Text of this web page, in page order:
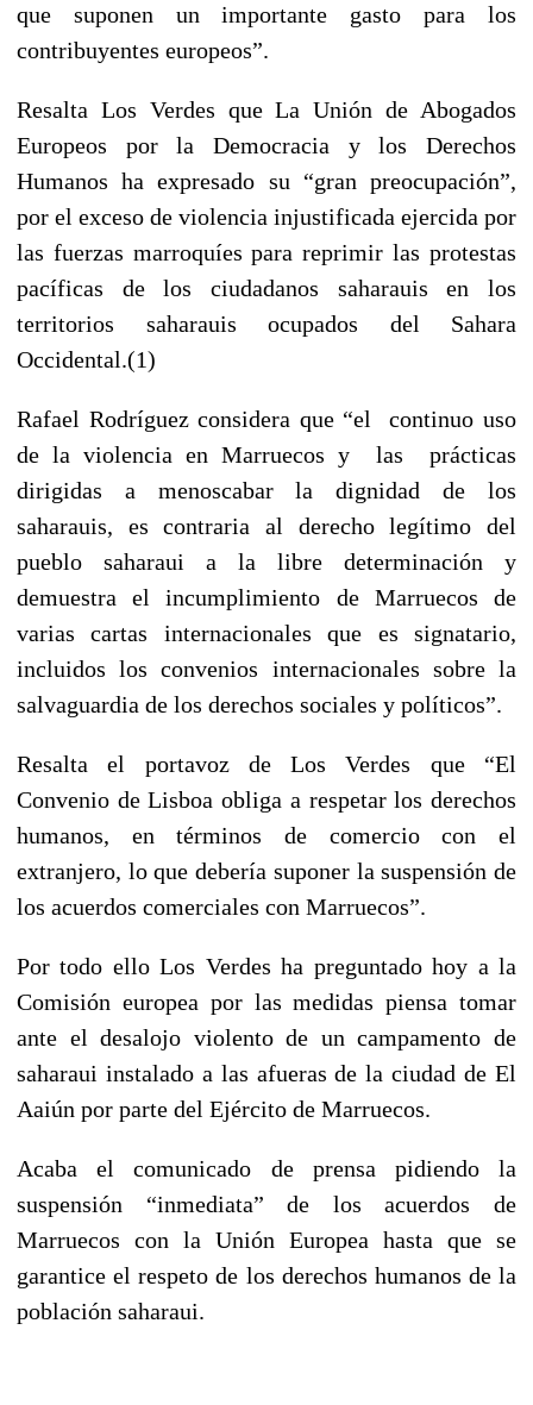
que suponen un importante gasto para los
contribuyentes europeos”.
Resalta Los Verdes que La Unión de Abogados
Europeos por la Democracia y los Derechos
Humanos ha expresado su “gran preocupación”,
por el exceso de violencia injustificada ejercida por
las fuerzas marroquíes para reprimir las protestas
pacíficas de los ciudadanos saharauis en los
territorios saharauis ocupados del Sahara
Occidental.(1)
Rafael Rodríguez considera que “el continuo uso
de la violencia en Marruecos y las prácticas
dirigidas a menoscabar la dignidad de los
saharauis, es contraria al derecho legítimo del
pueblo saharaui a la libre determinación y
demuestra el incumplimiento de Marruecos de
varias cartas internacionales que es signatario,
incluidos los convenios internacionales sobre la
salvaguardia de los derechos sociales y políticos”.
Resalta el portavoz de Los Verdes que “El
Convenio de Lisboa obliga a respetar los derechos
humanos, en términos de comercio con el
extranjero, lo que debería suponer la suspensión de
los acuerdos comerciales con Marruecos”.
Por todo ello Los Verdes ha preguntado hoy a la
Comisión europea por las medidas piensa tomar
ante el desalojo violento de un campamento de
saharaui instalado a las afueras de la ciudad de El
Aaiún por parte del Ejército de Marruecos.
Acaba el comunicado de prensa pidiendo la
suspensión “inmediata” de los acuerdos de
Marruecos con la Unión Europea hasta que se
garantice el respeto de los derechos humanos de la
población saharaui.